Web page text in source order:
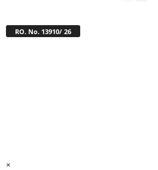
RO. No. 13910/ 26
×